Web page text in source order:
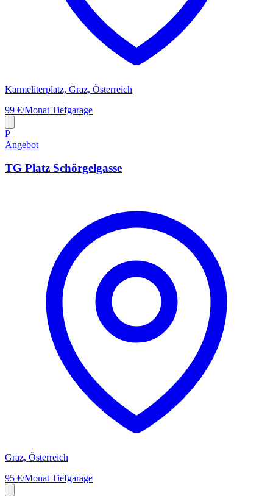
Karmeliterplatz, Graz, Österreich
99 €/Monat Tiefgarage
P
Angebot
TG Platz Schörgelgasse
Graz, Österreich
95 €/Monat Tiefgarage